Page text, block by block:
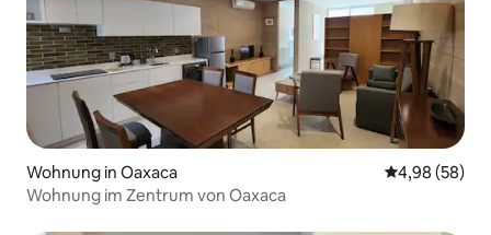
Wohnung in Oaxaca
4,98 (58)
Wohnung im Zentrum von Oaxaca